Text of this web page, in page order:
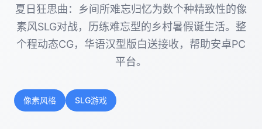
夏日狂思曲：乡间所难忘归忆为数个种精致性的像
素风SLG对战，历练难忘型的乡村暑假诞生活。整
个程动态CG，华语汉型版白送接收，帮助安卓PC
平台。
像素风格 SLG游戏